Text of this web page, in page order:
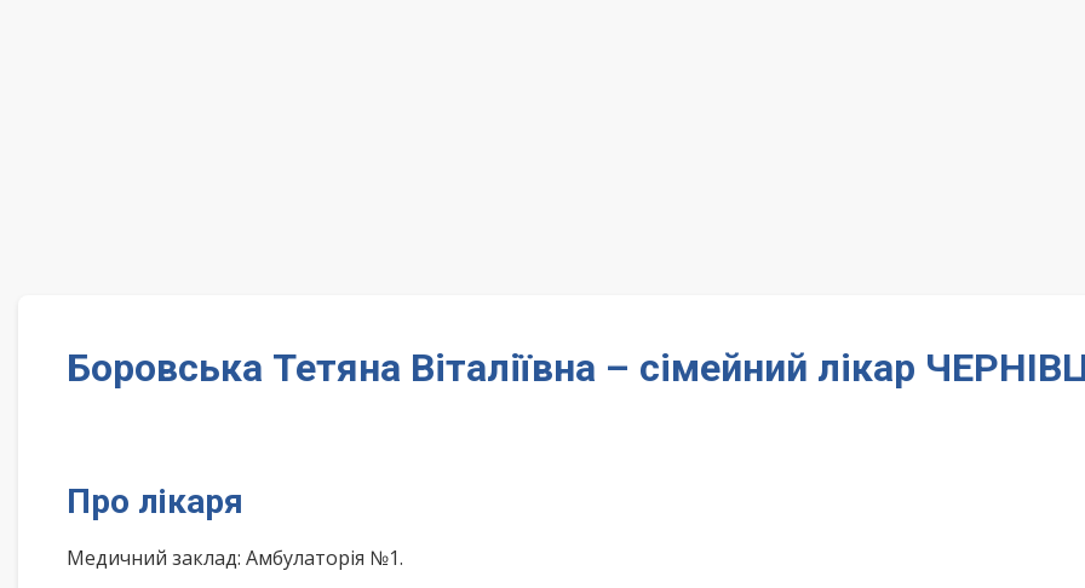
Боровська Тетяна Віталіївна – сімейний лікар
Про лікаря
Медичний заклад: Амбулаторія №1.